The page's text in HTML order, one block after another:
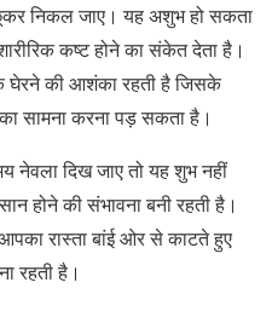
निकल जाए। यह अशुभ हो सकता
कष्ट होने का संकेत देता है।
के घेरने की आशंका रहती है जिसके
सामना करना पड़ सकता है।
नेवला दिख जाए तो यह शुभ नहीं
होने की संभावना बनी रहती है।
रास्ता बांई ओर से काटते हुए
रहती है।